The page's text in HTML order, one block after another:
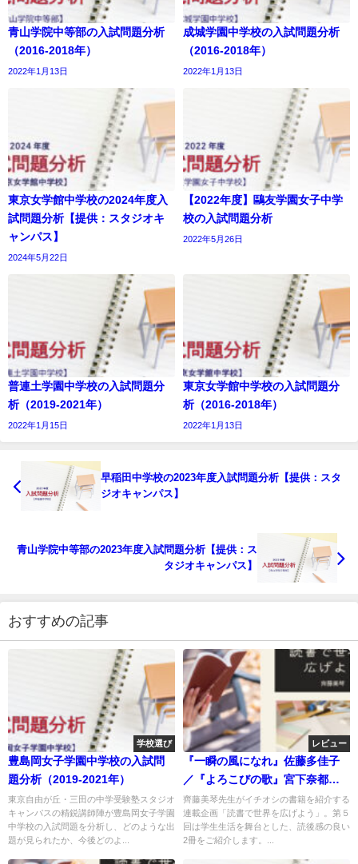
青山学院中等部の入試問題分析
（2016-2018年）
2022年1月13日
成城学園中学校の入試問題分析
（2016-2018年）
2022年1月13日
東京女学館中学校の2024年度入
試問題分析【提供：スタジオキ
ャンパス】
2024年5月22日
【2022年度】鷗友学園女子中学
校の入試問題分析
2022年5月26日
普連土学園中学校の入試問題分
析（2019-2021年）
2022年1月15日
東京女学館中学校の入試問題分
析（2016-2018年）
2022年1月13日
早稲田中学校の2023年度入試問題分析【提供：スタ
ジオキャンパス】
青山学院中等部の2023年度入試問題分析【提供：ス
タジオキャンパス】
おすすめの記事
学校選び
豊島岡女子学園中学校の入試問
題分析（2019-2021年）
東京自由が丘・三田の中学受験塾スタジオ
キャンパスの精鋭講師陣が豊島岡女子学園
中学校の入試問題を分析し、どのような出
題が見られたか、今後どのよ...
レビュー
『一瞬の風になれ』佐藤多佳子
／『よろこびの歌』宮下奈都
【読書で世界を広げよう】
齊藤美琴先生がイチオシの書籍を紹介する
連載企画「読書で世界を広げよう」。第５
回は学生生活を舞台とした、読後感の良い
2冊をご紹介します。...